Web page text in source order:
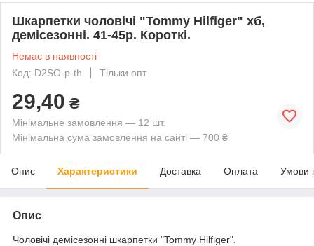
Шкарпетки чоловічі "Tommy Hilfiger" хб,
демісезонні. 41-45р. Короткі.
Немає в наявності
Код: D2SO-p-th
Тільки опт
29,40 ₴
Мінімальне замовлення — 12 шт.
Мінімальна сума замовлення на сайті — 700 ₴
Опис Характеристики Доставка Оплата Умови
Опис
Чоловічі демісезонні шкарпетки "Tommy Hilfiger".